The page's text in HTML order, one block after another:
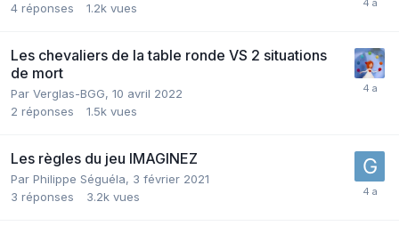
4 réponses 1.2k vues
Les chevaliers de la table ronde VS 2 situations
de mort
Par Verglas-BGG, 10 avril 2022
2 réponses 1.5k vues
Les règles du jeu IMAGINEZ
Par Philippe Séguéla, 3 février 2021
3 réponses 3.2k vues